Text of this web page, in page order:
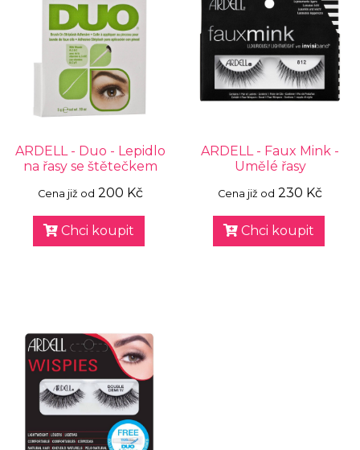
ARDELL - Duo - Lepidlo
na řasy se štětečkem
Cena již od 200 Kč
Chci koupit
ARDELL - Faux Mink -
Umělé řasy
Cena již od 230 Kč
Chci koupit